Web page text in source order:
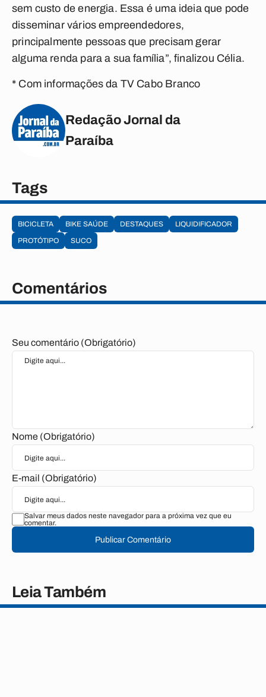
sem custo de energia. Essa é uma ideia que pode
disseminar vários empreendedores,
principalmente pessoas que precisam gerar
alguma renda para a sua família”, finalizou Célia.
* Com informações da TV Cabo Branco
Redação Jornal da
Paraíba
Tags
BICICLETA BIKE SAÚDE DESTAQUES
LIQUIDIFICADOR
PROTÓTIPO
SUCO
Comentários
Seu comentário (Obrigatório)
Nome (Obrigatório)
E-mail (Obrigatório)
Salvar meus dados neste navegador para a próxima vez que eu
comentar.
Publicar Comentário
Leia Também